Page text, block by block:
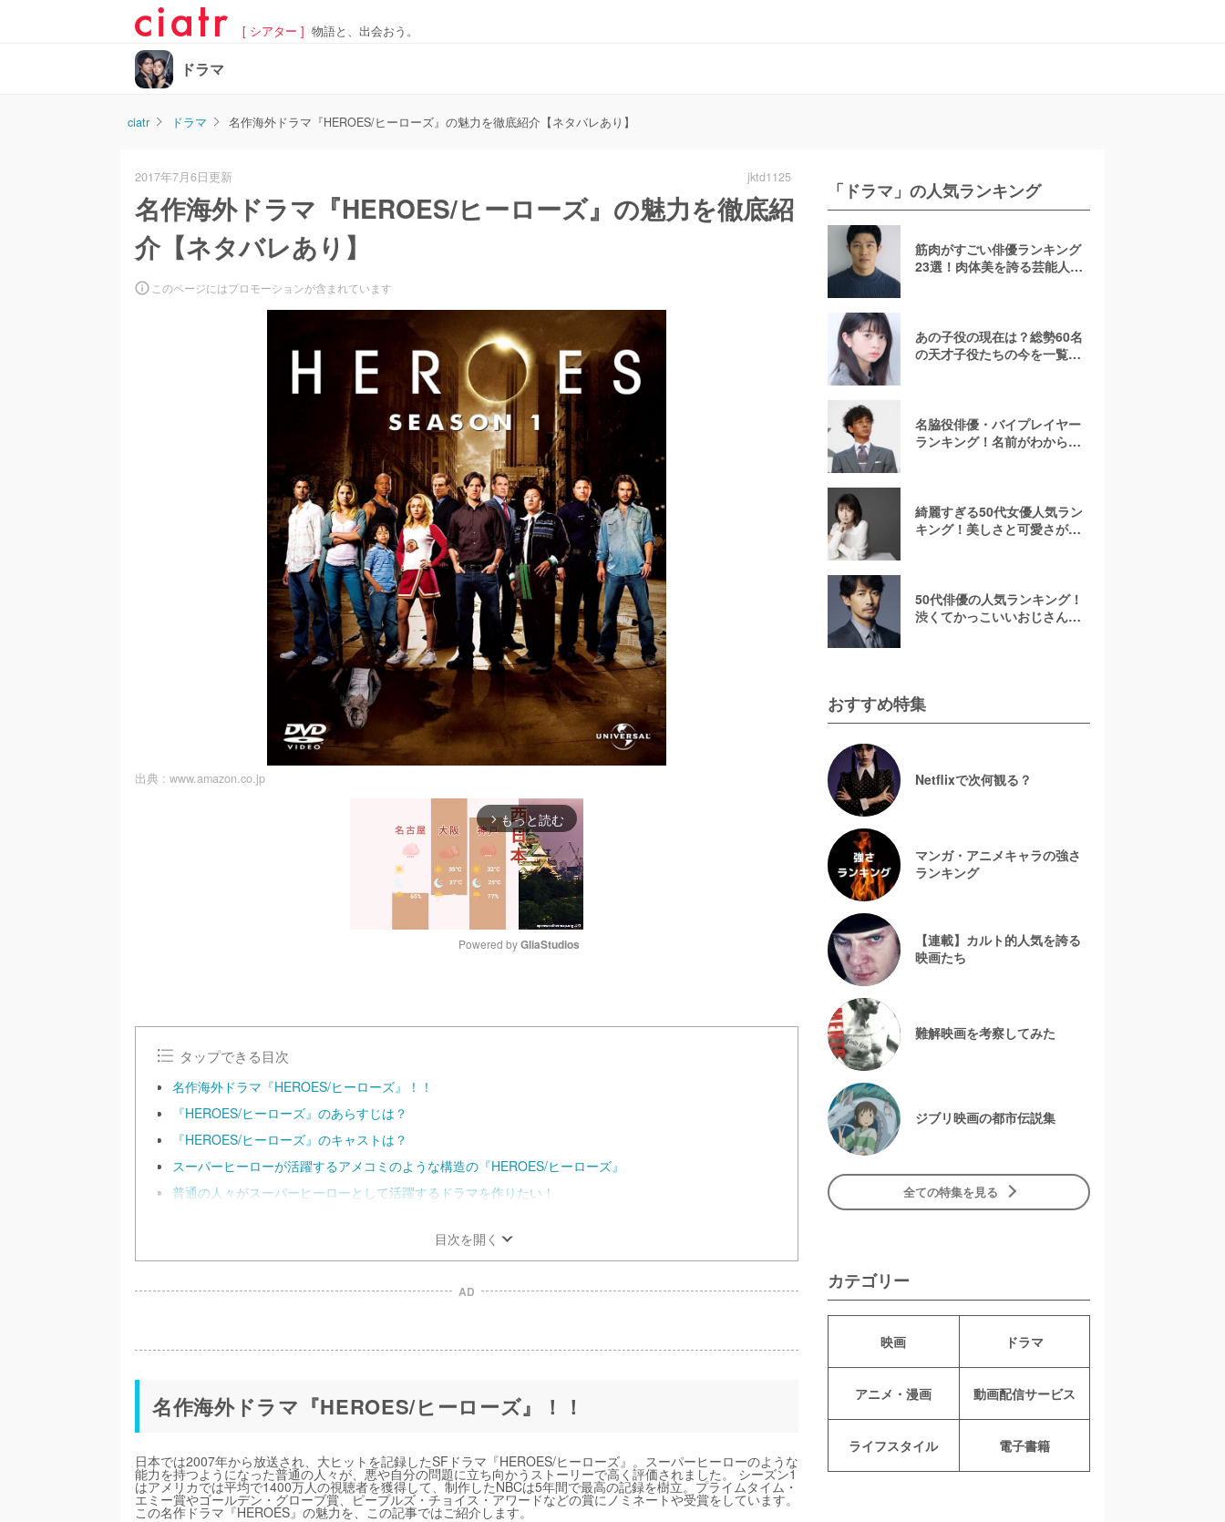
[ シアター ] 物語と、出会おう。
ドラマ
ciatr ドラマ 名作海外ドラマ『HEROES/ヒーローズ』の魅力を徹底紹介【ネタバレあり】
2017年7月6日更新 jktd1125
名作海外ドラマ『HEROES/ヒーローズ』の魅力を徹底紹
介【ネタバレあり】
このページにはプロモーションが含まれています
出典 : www.amazon.co.jp
arrow_forward_ios もっと読む
u
Powered by GliaStudios
タップできる目次
名作海外ドラマ『HEROES/ヒーローズ』！！
『HEROES/ヒーローズ』のあらすじは？
『HEROES/ヒーローズ』のキャストは？
スーパーヒーローが活躍するアメコミのような構造の『HEROES/ヒーローズ』
普通の人々がスーパーヒーローとして活躍するドラマを作りたい！
目次を開く
AD
名作海外ドラマ『HEROES/ヒーローズ』！！
日本では2007年から放送され、大ヒットを記録したSFドラマ『HEROES/ヒーローズ』。スーパーヒーローのような
能力を持つようになった普通の人々が、悪や自分の問題に立ち向かうストーリーで高く評価されました。 シーズン1
はアメリカでは平均で1400万人の視聴者を獲得して、制作したNBCは5年間で最高の記録を樹立。プライムタイム・
エミー賞やゴールデン・グローブ賞、ピープルズ・チョイス・アワードなどの賞にノミネートや受賞をしています。
この名作ドラマ『HEROES』の魅力を、この記事ではご紹介します。
「ドラマ」の人気ランキング
筋肉がすごい俳優ランキング
23選！肉体美を誇る芸能人を
あの子役の現在は？総勢60名
の天才子役たちの今を一覧で
名脇役俳優・バイプレイヤー
ランキング！名前がわからな
綺麗すぎる50代女優人気ラン
キング！美しさと可愛さが魅
50代俳優の人気ランキング！
渋くてかっこいいおじさん俳
おすすめ特集
Netflixで次何観る？
マンガ・アニメキャラの強さ
ランキング
【連載】カルト的人気を誇る
映画たち
難解映画を考察してみた
ジブリ映画の都市伝説集
全ての特集を見る
カテゴリー
映画 ドラマ
アニメ・漫画 動画配信サービス
ライフスタイル 電子書籍